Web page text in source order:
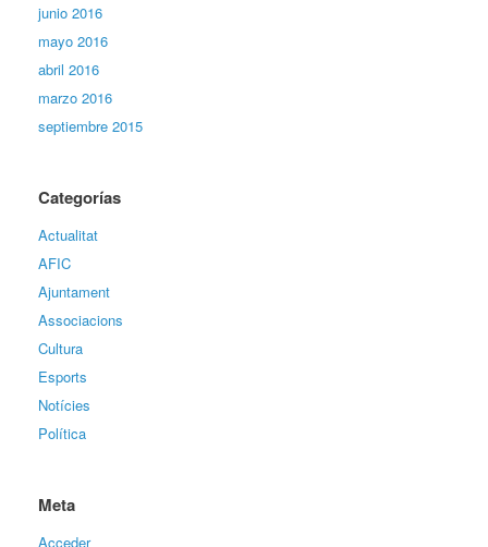
junio 2016
mayo 2016
abril 2016
marzo 2016
septiembre 2015
Categorías
Actualitat
AFIC
Ajuntament
Associacions
Cultura
Esports
Notícies
Política
Meta
Acceder